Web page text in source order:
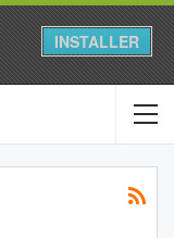
INSTALLER